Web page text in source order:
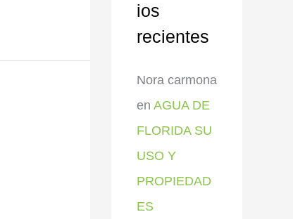
ios
recientes
Nora carmona
en AGUA DE
FLORIDA SU
USO Y
PROPIEDAD
ES